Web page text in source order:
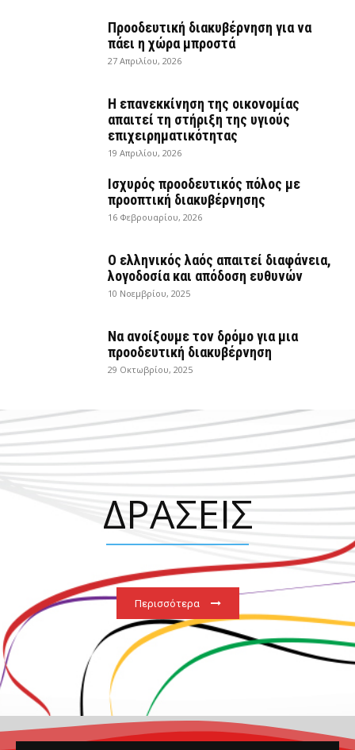
Προοδευτική διακυβέρνηση για να
πάει η χώρα μπροστά
27 Απριλίου, 2026
Η επανεκκίνηση της οικονομίας
απαιτεί τη στήριξη της υγιούς
επιχειρηματικότητας
19 Απριλίου, 2026
Ισχυρός προοδευτικός πόλος με
προοπτική διακυβέρνησης
16 Φεβρουαρίου, 2026
Ο ελληνικός λαός απαιτεί διαφάνεια,
λογοδοσία και απόδοση ευθυνών
10 Νοεμβρίου, 2025
Να ανοίξουμε τον δρόμο για μια
προοδευτική διακυβέρνηση
29 Οκτωβρίου, 2025
ΔΡΑΣΕΙΣ
Περισσότερα